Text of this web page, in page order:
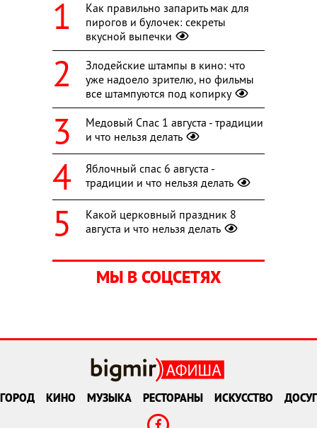
Как правильно запарить мак для
пирогов и булочек: секреты
вкусной выпечки
Злодейские штампы в кино: что
уже надоело зрителю, но фильмы
все штампуются под копирку
Медовый Спас 1 августа - традиции
и что нельзя делать
Яблочный спас 6 августа -
традиции и что нельзя делать
Какой церковный праздник 8
августа и что нельзя делать
МЫ В СОЦСЕТЯХ
ГОРОД КИНО МУЗЫКА РЕСТОРАНЫ ИСКУССТВО ДОСУГ